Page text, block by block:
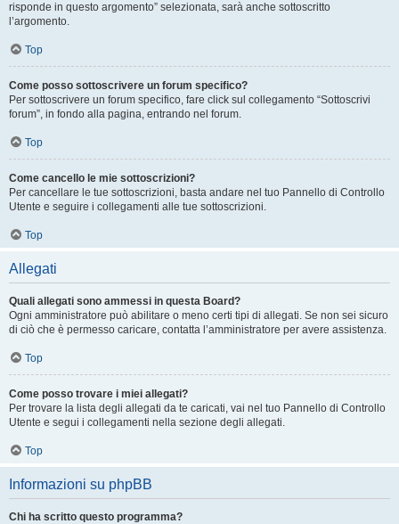
risponde in questo argomento” selezionata, sarà anche sottoscritto
l’argomento.
Top
Come posso sottoscrivere un forum specifico?
Per sottoscrivere un forum specifico, fare click sul collegamento “Sottoscrivi
forum”, in fondo alla pagina, entrando nel forum.
Top
Come cancello le mie sottoscrizioni?
Per cancellare le tue sottoscrizioni, basta andare nel tuo Pannello di Controllo
Utente e seguire i collegamenti alle tue sottoscrizioni.
Top
Allegati
Quali allegati sono ammessi in questa Board?
Ogni amministratore può abilitare o meno certi tipi di allegati. Se non sei sicuro
di ciò che è permesso caricare, contatta l’amministratore per avere assistenza.
Top
Come posso trovare i miei allegati?
Per trovare la lista degli allegati da te caricati, vai nel tuo Pannello di Controllo
Utente e segui i collegamenti nella sezione degli allegati.
Top
Informazioni su phpBB
Chi ha scritto questo programma?